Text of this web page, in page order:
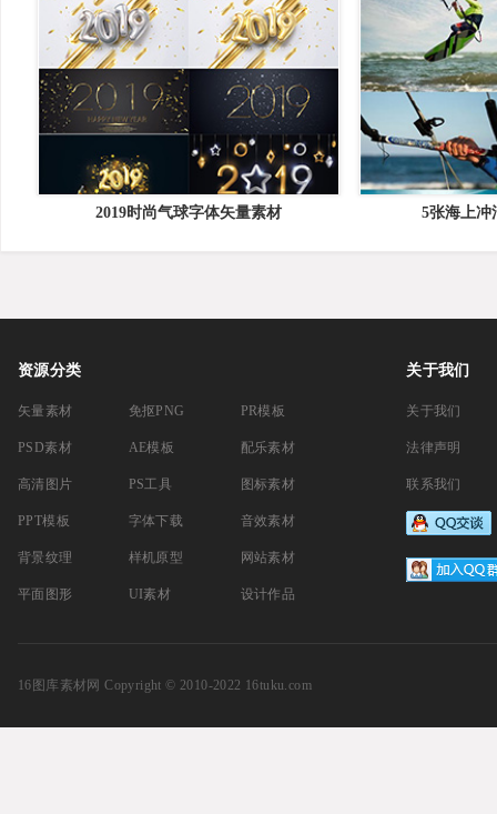
2019时尚气球字体矢量素材 5张海上冲
资源分类
矢量素材
PSD素材
高清图片
PPT模板
背景纹理
平面图形
免抠PNG
AE模板
PS工具
字体下载
样机原型
UI素材
PR模板
配乐素材
图标素材
音效素材
网站素材
设计作品
关于我们
关于我们
法律声明
联系我们
16图库素材网 Copyright © 2010-2022 16tuku.com